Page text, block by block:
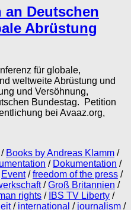
Deutschen
Abrüstung
für globale,
weltweite Abrüstung und
und Versöhnung,
Bundestag. Petition
bei Avaaz.org,
/ Books by Andreas Klamm /
/ Dokumentation /
Event/freedom of the press /
/Groß Britannien /
rights / IBS TV Liberty /
/ international / journalism /